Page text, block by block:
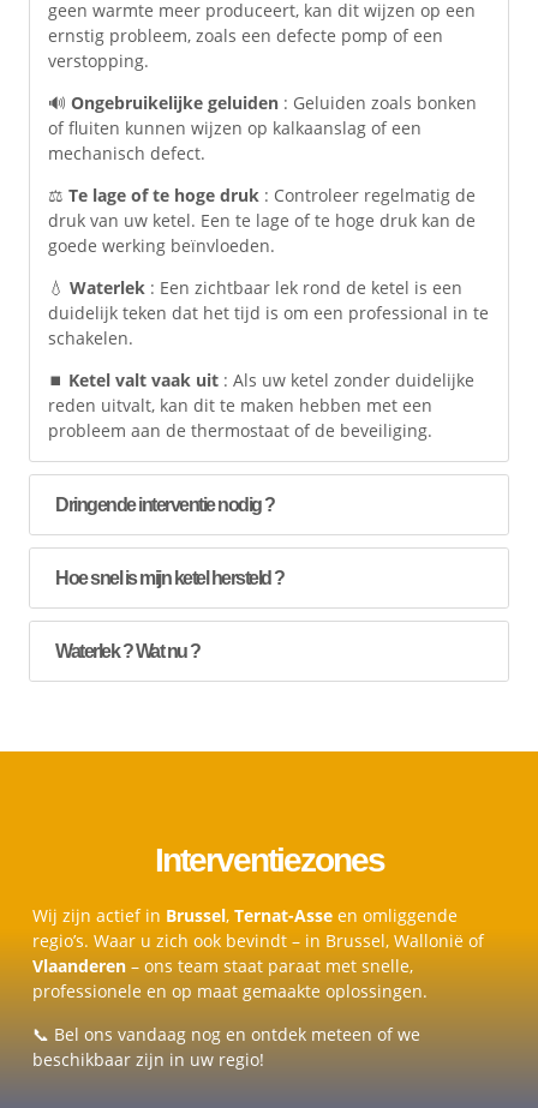
geen warmte meer produceert, kan dit wijzen op een
ernstig probleem, zoals een defecte pomp of een
verstopping.
🔊 Ongebruikelijke geluiden : Geluiden zoals bonken
of fluiten kunnen wijzen op kalkaanslag of een
mechanisch defect.
⚖️ Te lage of te hoge druk : Controleer regelmatig de
druk van uw ketel. Een te lage of te hoge druk kan de
goede werking beïnvloeden.
💧 Waterlek : Een zichtbaar lek rond de ketel is een
duidelijk teken dat het tijd is om een professional in te
schakelen.
⏹️ Ketel valt vaak uit : Als uw ketel zonder duidelijke
reden uitvalt, kan dit te maken hebben met een
probleem aan de thermostaat of de beveiliging.
Dringende interventie nodig ?
Hoe snel is mijn ketel hersteld ?
Waterlek ? Wat nu ?
Interventiezones
Wij zijn actief in Brussel, Ternat-Asse en omliggende
regio’s. Waar u zich ook bevindt – in Brussel, Wallonië of
Vlaanderen – ons team staat paraat met snelle,
professionele en op maat gemaakte oplossingen.
📞 Bel ons vandaag nog en ontdek meteen of we
beschikbaar zijn in uw regio!